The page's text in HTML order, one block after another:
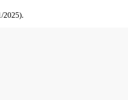
2025).